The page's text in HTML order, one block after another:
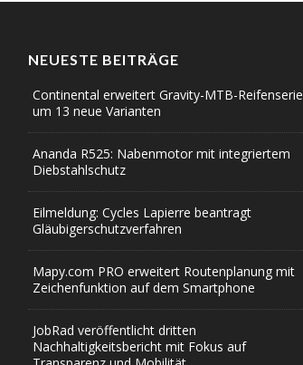
NEUESTE BEITRÄGE
Continental erweitert Gravity-MTB-Reifenserie
um 13 neue Varianten
Ananda R525: Nabenmotor mit integriertem
Diebstahlschutz
Eilmeldung: Cycles Lapierre beantragt
Gläubigerschutzverfahren
Mapy.com PRO erweitert Routenplanung mit
Zeichenfunktion auf dem Smartphone
JobRad veröffentlicht dritten
Nachhaltigkeitsbericht mit Fokus auf